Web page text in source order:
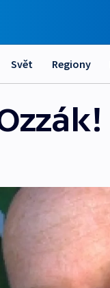
Svět Regiony